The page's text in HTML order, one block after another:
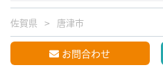
佐賀県 唐津市
お問合わせ